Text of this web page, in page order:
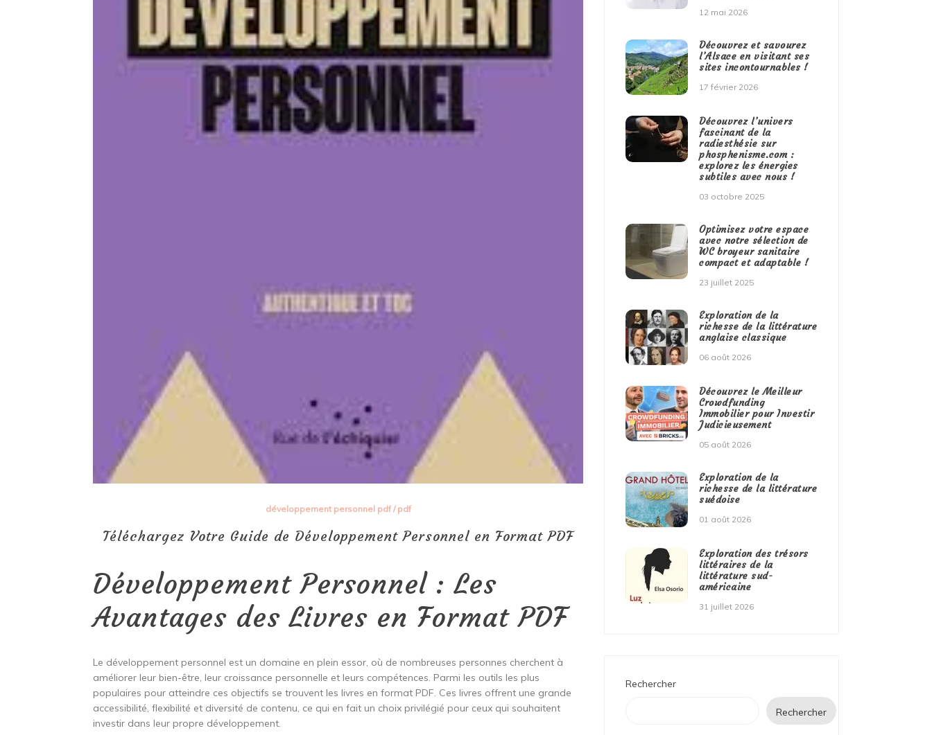
développement personnel pdf/ pdf
Téléchargez Votre Guide de Développement Personnel en Format PDF
Développement Personnel : Les
Avantages des Livres en Format PDF
Le développement personnel est un domaine en plein essor, où de nombreuses personnes cherchent à
améliorer leur bien-être, leur croissance personnelle et leurs compétences. Parmi les outils les plus
populaires pour atteindre ces objectifs se trouvent les livres en format PDF. Ces livres offrent une grande
accessibilité, flexibilité et diversité de contenu, ce qui en fait un choix privilégié pour ceux qui souhaitent
investir dans leur propre développement.
12 mai 2026
Découvrez et savourez
l’Alsace en visitant ses
sites incontournables !
17 février 2026
Découvrez l’univers
fascinant de la
radiesthésie sur
phosphenisme.com :
explorez les énergies
subtiles avec nous !
03 octobre 2025
Optimisez votre espace
avec notre sélection de
WC broyeur sanitaire
compact et adaptable !
23 juillet 2025
Exploration de la
richesse de la littérature
anglaise classique
06 août 2026
Découvrez le Meilleur
Crowdfunding
Immobilier pour Investir
Judicieusement
05 août 2026
Exploration de la
richesse de la littérature
suédoise
01 août 2026
Exploration des trésors
littéraires de la
littérature sud-
américaine
31 juillet 2026
Rechercher
Rechercher